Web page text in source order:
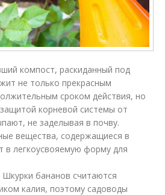
компост, раскиданный под
не только прекрасным
сроком действия, но
корневой системы от
не заделывая в почву.
вещества, содержащиеся в
в легкоусвояемую форму для
бананов считаются
калия, поэтому садоводы